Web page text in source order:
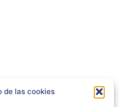
de las cookies